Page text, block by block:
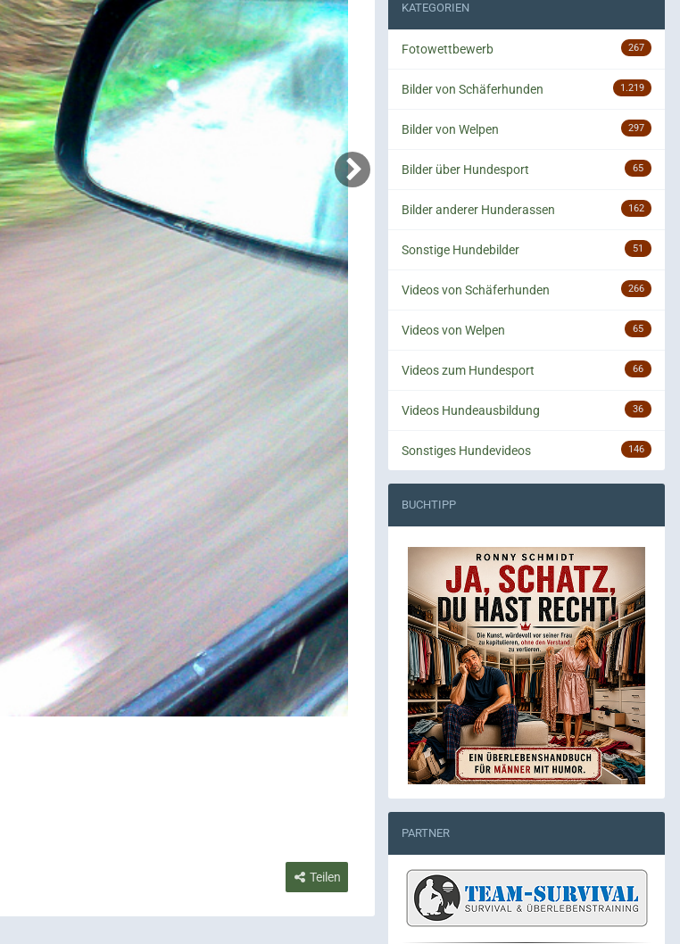
Teilen
KATEGORIEN
Fotowettbewerb 267
Bilder von Schäferhunden 1.219
Bilder von Welpen 297
Bilder über Hundesport 65
Bilder anderer Hunderassen 162
Sonstige Hundebilder 51
Videos von Schäferhunden 266
Videos von Welpen 65
Videos zum Hundesport 66
Videos Hundeausbildung 36
Sonstiges Hundevideos 146
BUCHTIPP
PARTNER